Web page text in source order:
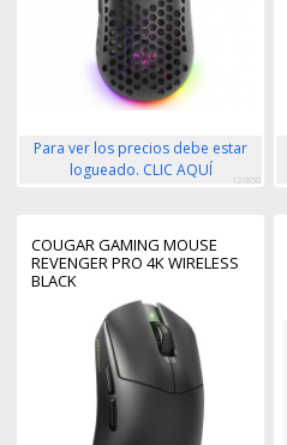
Para ver los precios debe estar
logueado. CLIC AQUÍ
121850
COUGAR GAMING MOUSE
REVENGER PRO 4K WIRELESS
BLACK